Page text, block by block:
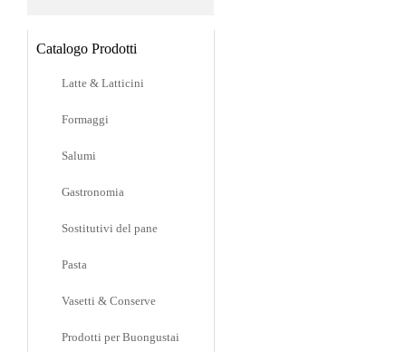
Catalogo Prodotti
Latte & Latticini
Formaggi
Salumi
Gastronomia
Sostitutivi del pane
Pasta
Vasetti & Conserve
Prodotti per Buongustai